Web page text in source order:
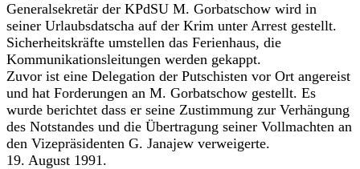
Generalsekretär der KPdSU M. Gorbatschow wird in
seiner Urlaubsdatscha auf der Krim unter Arrest gestellt.
Sicherheitskräfte umstellen das Ferienhaus, die
Kommunikationsleitungen werden gekappt.
Zuvor ist eine Delegation der Putschisten vor Ort angereist
und hat Forderungen an M. Gorbatschow gestellt. Es
wurde berichtet dass er seine Zustimmung zur Verhängung
des Notstandes und die Übertragung seiner Vollmachten an
den Vizepräsidenten G. Janajew verweigerte.
19. August 1991.